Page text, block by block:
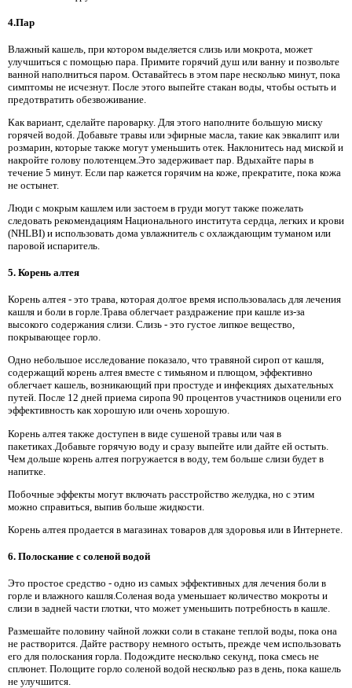
4.Пар
Влажный кашель, при котором выделяется слизь или мокрота, может
улучшиться с помощью пара. Примите горячий душ или ванну и позвольте
ванной наполниться паром. Оставайтесь в этом паре несколько минут, пока
симптомы не исчезнут. После этого выпейте стакан воды, чтобы остыть и
предотвратить обезвоживание.
Как вариант, сделайте пароварку. Для этого наполните большую миску
горячей водой. Добавьте травы или эфирные масла, такие как эвкалипт или
розмарин, которые также могут уменьшить отек. Наклонитесь над миской и
накройте голову полотенцем.Это задерживает пар. Вдыхайте пары в
течение 5 минут. Если пар кажется горячим на коже, прекратите, пока кожа
не остынет.
Люди с мокрым кашлем или застоем в груди могут также пожелать
следовать рекомендациям Национального института сердца, легких и крови
(NHLBI) и использовать дома увлажнитель с охлаждающим туманом или
паровой испаритель.
5. Корень алтея
Корень алтея - это трава, которая долгое время использовалась для лечения
кашля и боли в горле.Трава облегчает раздражение при кашле из-за
высокого содержания слизи. Слизь - это густое липкое вещество,
покрывающее горло.
Одно небольшое исследование показало, что травяной сироп от кашля,
содержащий корень алтея вместе с тимьяном и плющом, эффективно
облегчает кашель, возникающий при простуде и инфекциях дыхательных
путей. После 12 дней приема сиропа 90 процентов участников оценили его
эффективность как хорошую или очень хорошую.
Корень алтея также доступен в виде сушеной травы или чая в
пакетиках.Добавьте горячую воду и сразу выпейте или дайте ей остыть.
Чем дольше корень алтея погружается в воду, тем больше слизи будет в
напитке.
Побочные эффекты могут включать расстройство желудка, но с этим
можно справиться, выпив больше жидкости.
Корень алтея продается в магазинах товаров для здоровья или в Интернете.
6. Полоскание с соленой водой
Это простое средство - одно из самых эффективных для лечения боли в
горле и влажного кашля.Соленая вода уменьшает количество мокроты и
слизи в задней части глотки, что может уменьшить потребность в кашле.
Размешайте половину чайной ложки соли в стакане теплой воды, пока она
не растворится. Дайте раствору немного остыть, прежде чем использовать
его для полоскания горла. Подождите несколько секунд, пока смесь не
сплюнет. Полощите горло соленой водой несколько раз в день, пока кашель
не улучшится.